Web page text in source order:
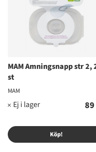
MAM Amningsnapp str 2,
st
MAM
Köp!